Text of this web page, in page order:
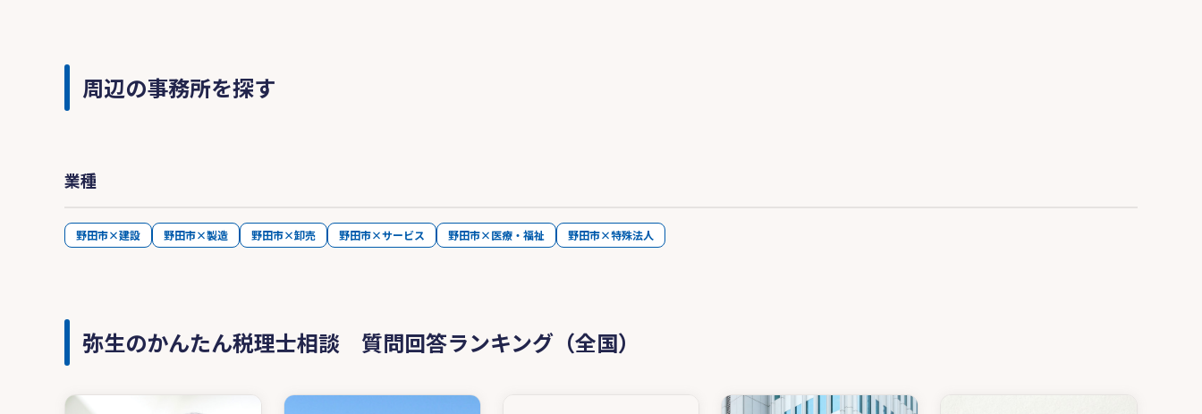
周辺の事務所を探す
業種
野田市×建設 野田市×製造 野田市×卸売 野田市×サービス 野田市×医療・福祉 野田市×特殊法人
弥生のかんたん税理士相談 質問回答ランキング（全国）